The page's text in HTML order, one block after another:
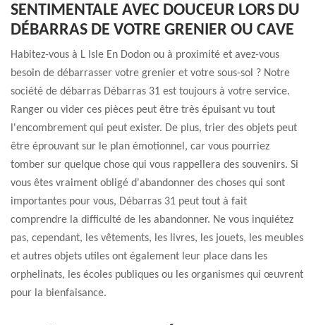
SENTIMENTALE AVEC DOUCEUR LORS DU
DÉBARRAS DE VOTRE GRENIER OU CAVE
Habitez-vous à L Isle En Dodon ou à proximité et avez-vous
besoin de débarrasser votre grenier et votre sous-sol ? Notre
société de débarras Débarras 31 est toujours à votre service.
Ranger ou vider ces pièces peut être très épuisant vu tout
l'encombrement qui peut exister. De plus, trier des objets peut
être éprouvant sur le plan émotionnel, car vous pourriez
tomber sur quelque chose qui vous rappellera des souvenirs. Si
vous êtes vraiment obligé d'abandonner des choses qui sont
importantes pour vous, Débarras 31 peut tout à fait
comprendre la difficulté de les abandonner. Ne vous inquiétez
pas, cependant, les vêtements, les livres, les jouets, les meubles
et autres objets utiles ont également leur place dans les
orphelinats, les écoles publiques ou les organismes qui œuvrent
pour la bienfaisance.